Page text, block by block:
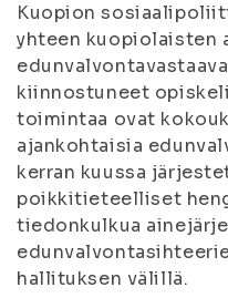
Kuopion
yhteen kuopiolaisten
kiinnostuneet
toimintaa ovat
ajankohtaisia
kerran kuussa
poikkitieteelliset
tiedonkulkua
hallituksen välillä.